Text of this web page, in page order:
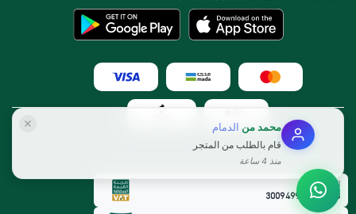
الرقم الضريبي:
300949912800003
محمدمن الدمام
قام بالطلب من المتجر
منذ 4 ساعة